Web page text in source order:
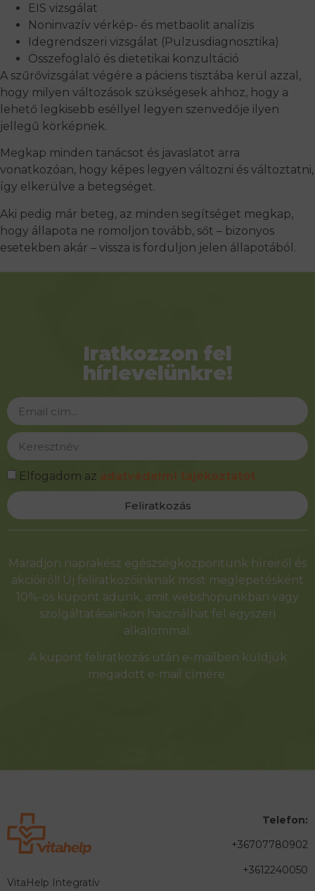
EIS vizsgálat
Noninvazív vérkép- és metbaolit analízis
Idegrendszeri vizsgálat (Pulzusdiagnosztika)
Összefoglaló és dietetikai konzultáció
A szűrővizsgálat végére a páciens tisztába kerül azzal,
hogy milyen változások szükségesek ahhoz, hogy a
lehető legkisebb eséllyel legyen szenvedője ilyen
jellegű körképnek.
Megkap minden tanácsot és javaslatot arra
vonatkozóan, hogy képes legyen változni és változtatni,
így elkerülve a betegséget.
Aki pedig már beteg, az minden segítséget megkap,
hogy állapota ne romoljon tovább, sőt – bizonyos
esetekben akár – vissza is forduljon jelen állapotából.
Iratkozzon fel
hírlevelünkre!
Elfogadom az adatvédelmi tájékoztatót
Feliratkozás
Alternative:
Maradjon naprakész egészségközpontunk híreiről és
akcióiról! Új feliratkozóinknak most meglepetésként
10%-os kupont adunk, amit webshopunkban vagy
szolgáltatásainkon használhat fel egyszeri
alkalommal.
A kupont feliratkozás után e-mailben küldjük
megadott e-mail címére.
VitaHelp Integratív
Telefon:
+36707780902
+3612240050